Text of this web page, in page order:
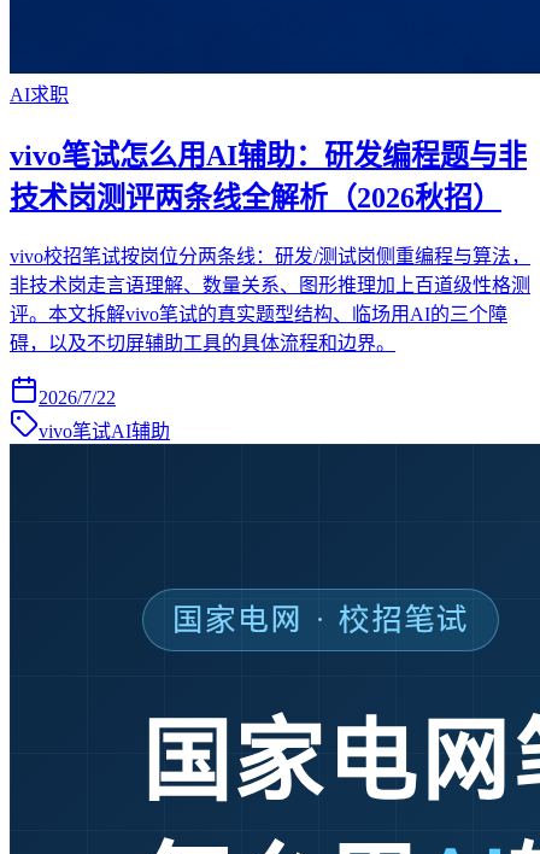
AI求职
vivo笔试怎么用AI辅助：研发编程题与非
技术岗测评两条线全解析（2026秋招）
vivo校招笔试按岗位分两条线：研发/测试岗侧重编程与算法，
非技术岗走言语理解、数量关系、图形推理加上百道级性格测
评。本文拆解vivo笔试的真实题型结构、临场用AI的三个障
碍，以及不切屏辅助工具的具体流程和边界。
2026/7/22
vivo笔试AI辅助